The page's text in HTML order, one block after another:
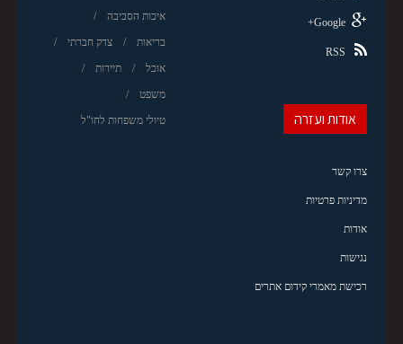
איכות הסביבה
בריאות צדק חברתי
אוכל תיירות
משפט
טיולי משפחות לחו"ל
Google+
RSS
אודות ועזרה
צרו קשר
מדיניות פרטיות
אודות
נגישות
רכישת מאמרי קידום אתרים